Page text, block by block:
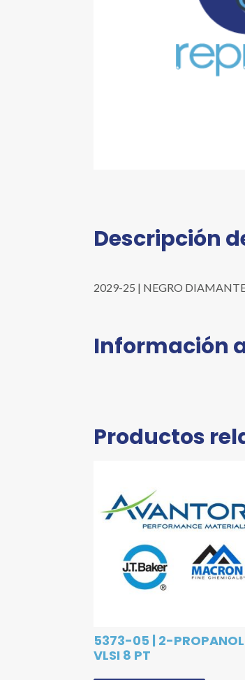
Descripción
2029-25 | NEGRO DIAMANTE
Información
Productos
5373-05 | 2-
VLSI 8 PT